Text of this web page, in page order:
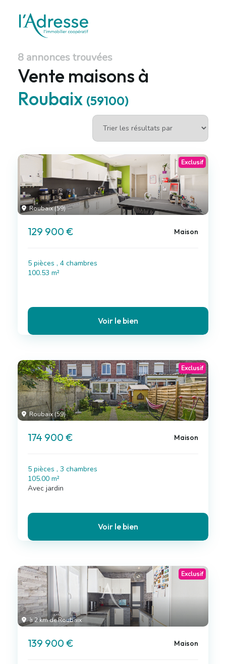
8 annonces trouvées
Vente maisons à
Roubaix (59100)
Roubaix (59)
Exclusif
129 900 € Maison
5 pièces , 4 chambres
100.53 m²
Voir le bien
Roubaix (59)
Exclusif
174 900 € Maison
5 pièces , 3 chambres
105.00 m²
Avec jardin
Voir le bien
à 2 km de Roubaix
Exclusif
139 900 € Maison